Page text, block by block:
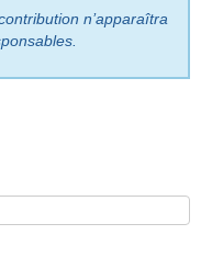
n’apparaîtra